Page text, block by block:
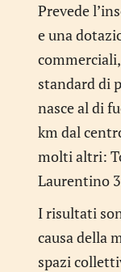
Prevede
e una
standard di
nasce al di
km dal
molti altri:
Laurentino
I risultati
causa della
spazi